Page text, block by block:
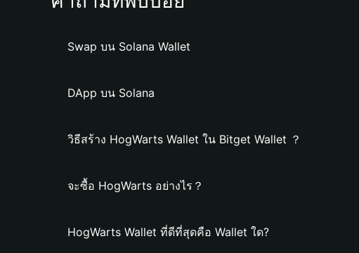
Swap บน Solana Wallet
DApp บน Solana
วิธีสร้าง HogWarts Wallet ใน Bitget Wallet ？
จะซื้อ HogWarts อย่างไร？
HogWarts Wallet ที่ดีที่สุดคือ Wallet ใด?